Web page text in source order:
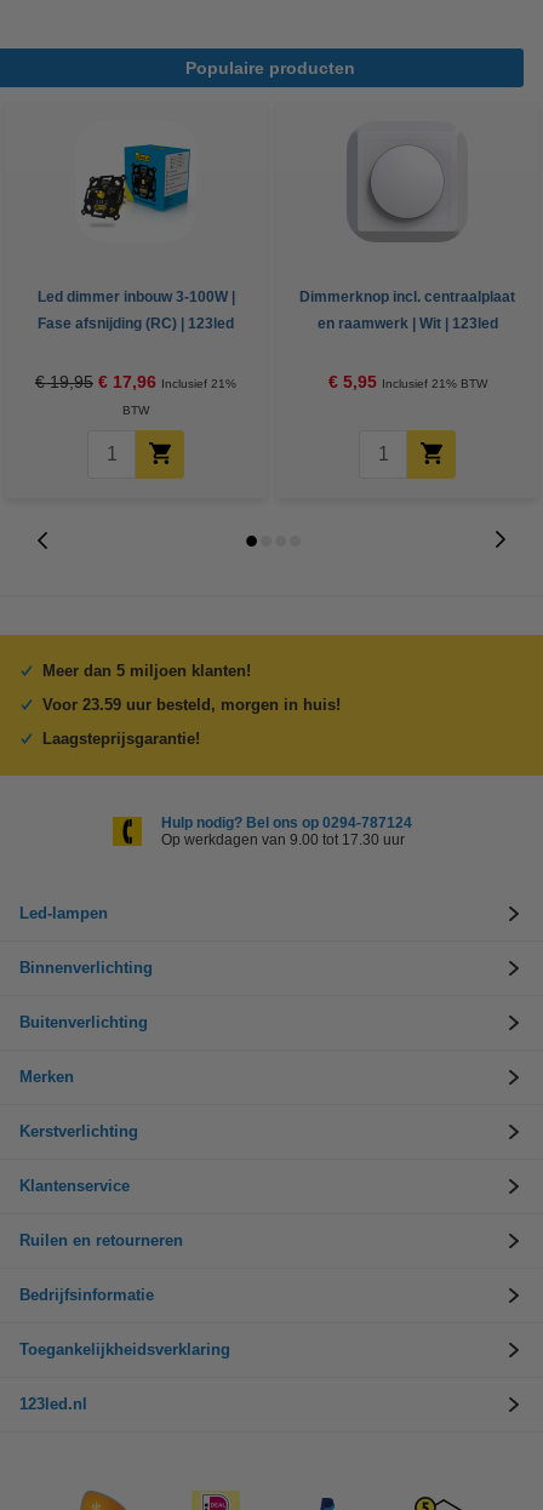
Populaire producten
Led dimmer inbouw 3-100W |
Fase afsnijding (RC) | 123led
€ 19,95 € 17,96 Inclusief 21%
BTW
Dimmerknop incl. centraalplaat
en raamwerk | Wit | 123led
€ 5,95 Inclusief 21% BTW
Meer dan 5 miljoen klanten!
Voor 23.59 uur besteld, morgen in huis!
Laagsteprijsgarantie!
Hulp nodig? Bel ons op 0294-787124
Op werkdagen van 9.00 tot 17.30 uur
Led-lampen
Binnenverlichting
Buitenverlichting
Merken
Kerstverlichting
Klantenservice
Ruilen en retourneren
Bedrijfsinformatie
Toegankelijkheidsverklaring
123led.nl